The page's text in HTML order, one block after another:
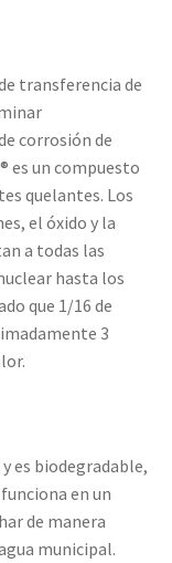
transferencia de
corrosión de
es un compuesto
quelantes. Los
el óxido y la
a todas las
hasta los
que 1/16 de
3
es biodegradable,
en un
de manera
municipal.